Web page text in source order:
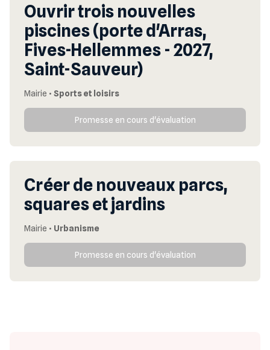
Ouvrir trois nouvelles
piscines (porte d'Arras,
Fives-Hellemmes - 2027,
Saint-Sauveur)
Mairie • Sports et loisirs
Promesse en cours d'évaluation
Créer de nouveaux parcs,
squares et jardins
Mairie • Urbanisme
Promesse en cours d'évaluation